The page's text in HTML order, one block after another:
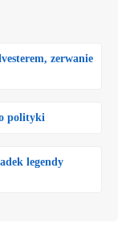
zerwanie
polityki
legendy